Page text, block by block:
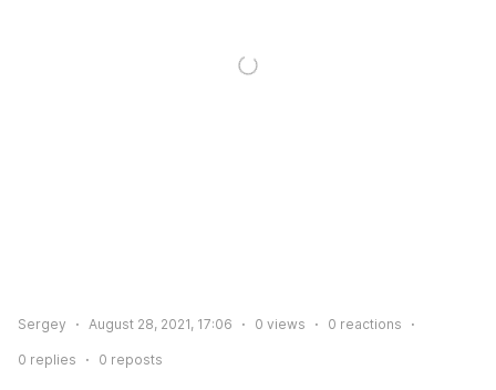
Sergey August 28, 2021, 17:06 0 views 0 reactions
0 replies 0 reposts